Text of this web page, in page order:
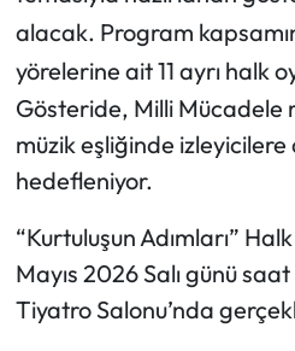
alacak. Program
yörelerine ait 11 ayrı halk
Gösteride, Milli Mücadele
müzik eşliğinde izleyicilere
hedefleniyor.
“Kurtuluşun Adımları”
Mayıs 2026 Salı günü
Tiyatro Salonu’nda
Magazin
Mecitözü Haberleri
Oğuzlar Haberleri
Ortaköy Haberleri
Osmancık Haberleri